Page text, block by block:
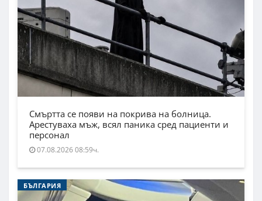
Смъртта се появи на покрива на болница.
Арестуваха мъж, всял паника сред пациенти и
персонал
07.08.2026 08:59ч.
БЪЛГАРИЯ